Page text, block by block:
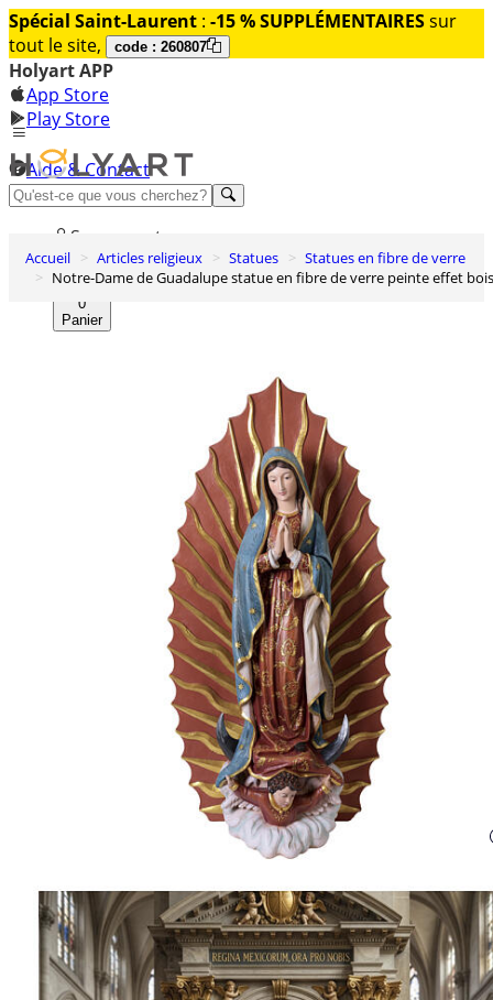
Spécial Saint-Laurent : -15 % SUPPLÉMENTAIRESsur
tout le site,
code : 260807
Holyart APP
App Store
Play Store
Aide & Contact
Découvrez Premium
Se connecter
Liste des envies
0
Panier
Accueil Articles religieux Statues
Statues en fibre de verre
Notre-Dame de Guadalupe statue en fibre de verre peinte effet bois